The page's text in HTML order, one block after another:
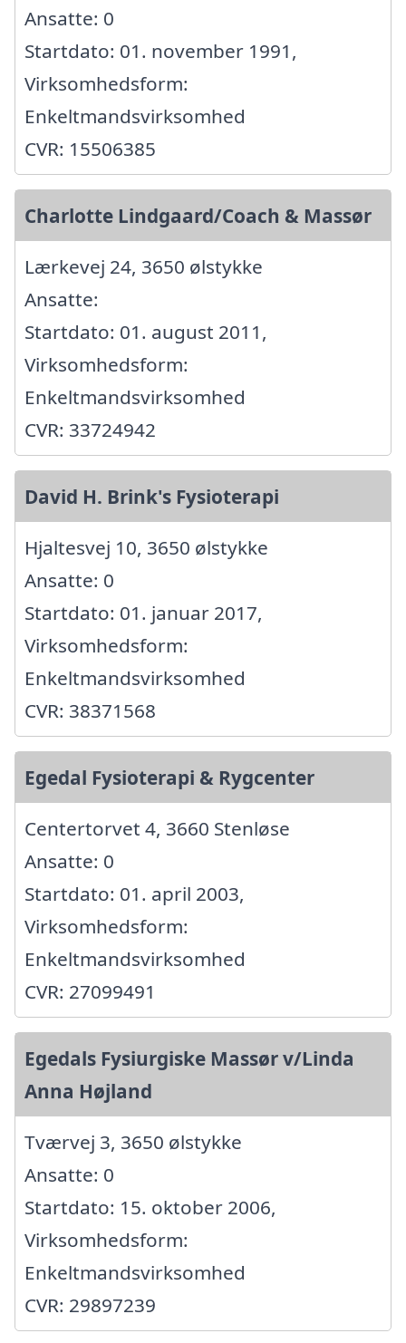
Ansatte: 0
Startdato: 01. november 1991,
Virksomhedsform:
Enkeltmandsvirksomhed
CVR: 15506385
Charlotte Lindgaard/Coach & Massør
Lærkevej 24, 3650 ølstykke
Ansatte:
Startdato: 01. august 2011,
Virksomhedsform:
Enkeltmandsvirksomhed
CVR: 33724942
David H. Brink's Fysioterapi
Hjaltesvej 10, 3650 ølstykke
Ansatte: 0
Startdato: 01. januar 2017,
Virksomhedsform:
Enkeltmandsvirksomhed
CVR: 38371568
Egedal Fysioterapi & Rygcenter
Centertorvet 4, 3660 Stenløse
Ansatte: 0
Startdato: 01. april 2003,
Virksomhedsform:
Enkeltmandsvirksomhed
CVR: 27099491
Egedals Fysiurgiske Massør v/Linda
Anna Højland
Tværvej 3, 3650 ølstykke
Ansatte: 0
Startdato: 15. oktober 2006,
Virksomhedsform:
Enkeltmandsvirksomhed
CVR: 29897239